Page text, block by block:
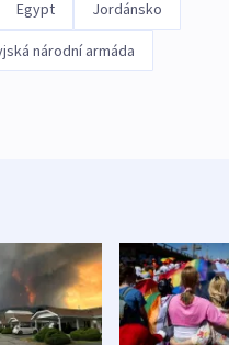
Egypt Jordánsko
národní armáda